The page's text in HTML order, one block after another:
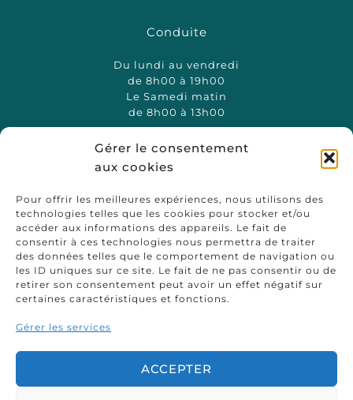
Gérer le consentement
aux cookies
Pour offrir les meilleures expériences, nous utilisons des
technologies telles que les cookies pour stocker et/ou
accéder aux informations des appareils. Le fait de
consentir à ces technologies nous permettra de traiter
des données telles que le comportement de navigation ou
les ID uniques sur ce site. Le fait de ne pas consentir ou de
retirer son consentement peut avoir un effet négatif sur
certaines caractéristiques et fonctions.
Gérer les services
ACCEPTER
Conduite
Du lundi au vendredi
de 8h00 à 19h00
Le Samedi matin
de 8h00 à 13h00
Contact
49100 Angers
02 41 86 84 62
contact@auto-ecole-angers.fr